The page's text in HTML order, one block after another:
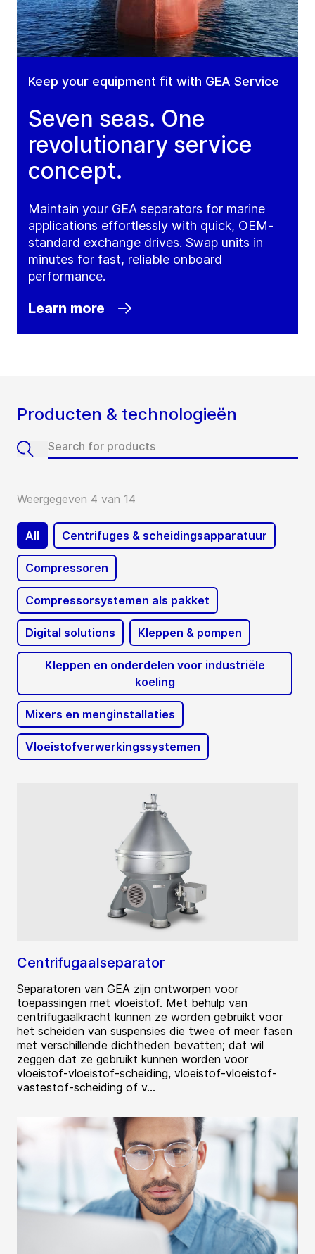
Keep your equipment fit with GEA Service
Seven seas. One
revolutionary service
concept.
Maintain your GEA separators for marine
applications effortlessly with quick, OEM-
standard exchange drives. Swap units in
minutes for fast, reliable onboard
performance.
Learn more
Producten & technologieën
Weergegeven 4 van 14
All Centrifuges & scheidingsapparatuur
Compressoren
Compressorsystemen als pakket
Digital solutions Kleppen & pompen
Kleppen en onderdelen voor industriële
koeling
Mixers en menginstallaties
Vloeistofverwerkingssystemen
Centrifugaalseparator
Separatoren van GEA zijn ontworpen voor
toepassingen met vloeistof. Met behulp van
centrifugaalkracht kunnen ze worden gebruikt voor
het scheiden van suspensies die twee of meer fasen
met verschillende dichtheden bevatten; dat wil
zeggen dat ze gebruikt kunnen worden voor
vloeistof-vloeistof-scheiding, vloeistof-vloeistof-
vastestof-scheiding of v...